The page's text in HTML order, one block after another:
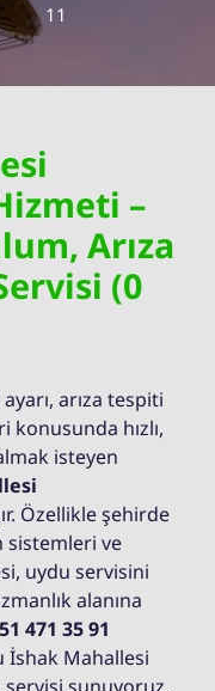
11
–
Arıza
(0
arıza tespiti
hızlı,
isteyen
Özellikle şehirde
sistemleri ve
uydu servisini
alanına
471 35 91
İshak Mahallesi